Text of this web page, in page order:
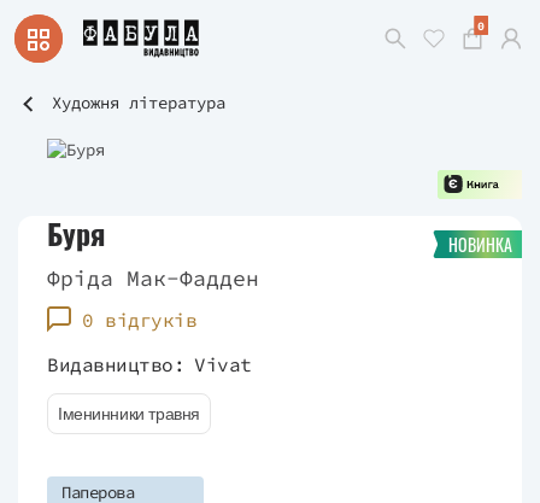
0
Художня література
НОВИНКА
Буря
Фріда Мак-Фадден
0 відгуків
Видавництво: Vivat
Іменинники травня
Паперова